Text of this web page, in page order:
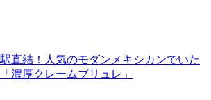
駅直結！人気のモダンメキシカンでいた
濃厚クレームブリュレ」